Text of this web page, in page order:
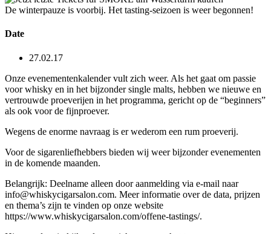
De winterpauze is voorbij. Het tasting-seizoen is weer begonnen!
Date
27.02.17
Onze evenementenkalender vult zich weer. Als het gaat om passie
voor whisky en in het bijzonder single malts, hebben we nieuwe en
vertrouwde proeverijen in het programma, gericht op de “beginners”
als ook voor de fijnproever.
Wegens de enorme navraag is er wederom een rum proeverij.
Voor de sigarenliefhebbers bieden wij weer bijzonder evenementen
in de komende maanden.
Belangrijk: Deelname alleen door aanmelding via e-mail naar
info@whiskycigarsalon.com. Meer informatie over de data, prijzen
en thema’s zijn te vinden op onze website
https://www.whiskycigarsalon.com/offene-tastings/.